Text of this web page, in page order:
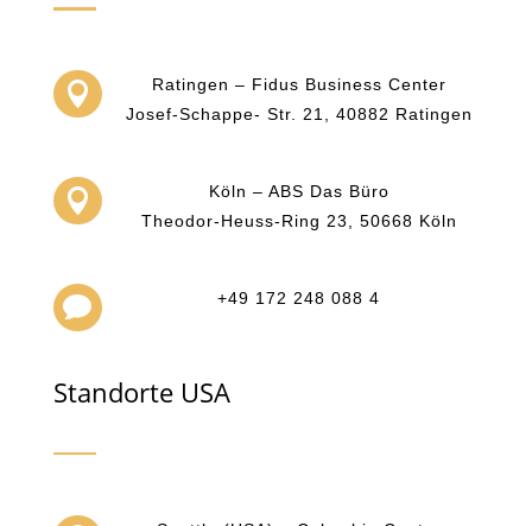

Ratingen – Fidus Business Center
Josef-Schappe- Str. 21, 40882 Ratingen

Köln – ABS Das Büro
Theodor-Heuss-Ring 23, 50668 Köln
 +49 172 248 088 4
Standorte USA